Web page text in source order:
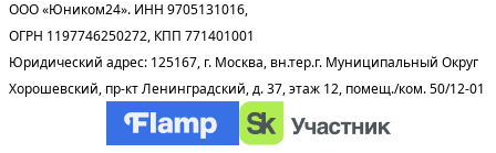
ООО «Юником24». ИНН 9705131016,
ОГРН 1197746250272, КПП 771401001
Юридический адрес: 125167, г. Москва, вн.тер.г. Муниципальный Округ
Хорошевский, пр-кт Ленинградский, д. 37, этаж 12, помещ./ком. 50/12-01